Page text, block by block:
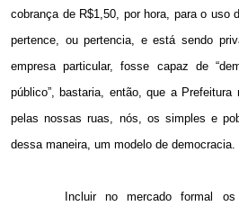
cobrança de R$1,50, por hora, para o uso
pertence, ou pertencia, e está sendo
empresa particular, fosse capaz de
público”, bastaria, então, que a Prefeitura
pelas nossas ruas, nós, os simples e
dessa maneira, um modelo de democracia.
Incluir no mercado formal os